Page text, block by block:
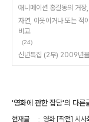
애니메이션 홍길동의 거
자연, 이웃이거나 또는 적
비교
(24)
신년특집 (2부) 2009년을
'영화에 관한 잡담'의 다른
현재글 영화 [작전] 시사